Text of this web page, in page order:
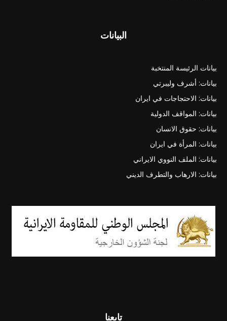
البيانات
بيانات الرئيسة المنتخبة
بيانات: أشرف وليبرتي
بيانات: الاحتجاجات في ايران
بيانات: المواقف الدولية
بيانات: حقوق الانسان
بيانات: المرأة في ايران
بيانات: الملف النووي الايراني
بيانات: الارهاب والتطرف الديني
تابعنا